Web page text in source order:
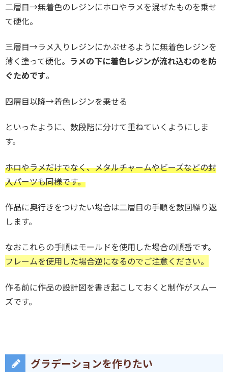
二層目→無着色のレジンにホロやラメを混ぜたものを乗せ
て硬化。
三層目→ラメ入りレジンにかぶせるように無着色レジンを
薄く塗って硬化。 ラメの下に着色レジンが流れ込むのを防
ぐためです。
四層目以降→着色レジンを乗せる
といったように、数段階に分けて重ねていくようにしま
す。
ホロやラメだけでなく、メタルチャームやビーズなどの封
入パーツも同様です。
作品に奥行きをつけたい場合は二層目の手順を数回繰り返
します。
なおこれらの手順はモールドを使用した場合の順番です。
フレームを使用した場合逆になるのでご注意ください。
作る前に作品の設計図を書き起こしておくと制作がスムー
ズです。
グラデーションを作りたい